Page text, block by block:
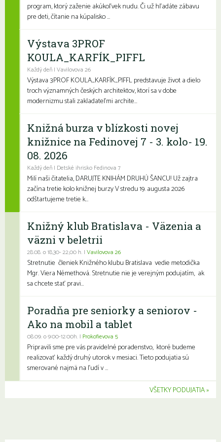
program, ktorý zaženie akúkoľvek nudu. Či už hľadáte zábavu
pre deti, čítanie na kúpalisko ...
Výstava 3PROF
KOULA_KARFÍK_PIFFL
Každý deň | Vavilovova 26
Výstava 3PROF KOULA_KARFÍK_PIFFL predstavuje život a dielo
troch významných českých architektov, ktorí sa v dobe
modernizmu stali zakladateľmi archite...
Knižná burza v blízkosti novej
knižnice na Fedinovej 7 - 3. kolo- 19.
08. 2026
Každý deň | Detské ihrisko Fedinova 7
Milí naši čitatelia, DARUJTE KNIHÁM DRUHÚ ŠANCU! Už zajtra
začína tretie kolo knižnej burzy V stredu 19. augusta 2026
odštartujeme tretie k...
Knižný klub Bratislava - Väzenia a
väzni v beletrii
28.08. o 18,30- 22,00 h. | Vavilovova 26
Stretnutie členiek Knižného klubu Bratislava vedie metodička
Mgr. Viera Némethová. Stretnutie nie je verejným podujatím, ak
sa chcete stať pravi...
Poradňa pre seniorky a seniorov -
Ako na mobil a tablet
08.09. o 9:00-12:00h. | Prokofievova 5
Pripravili sme pre vás pravidelné poradenstvo, ktoré budeme
realizovať každý druhý utorok v mesiaci. Tieto podujatia sú
smerované najmä na ľudí v ...
VŠETKY PODUJATIA